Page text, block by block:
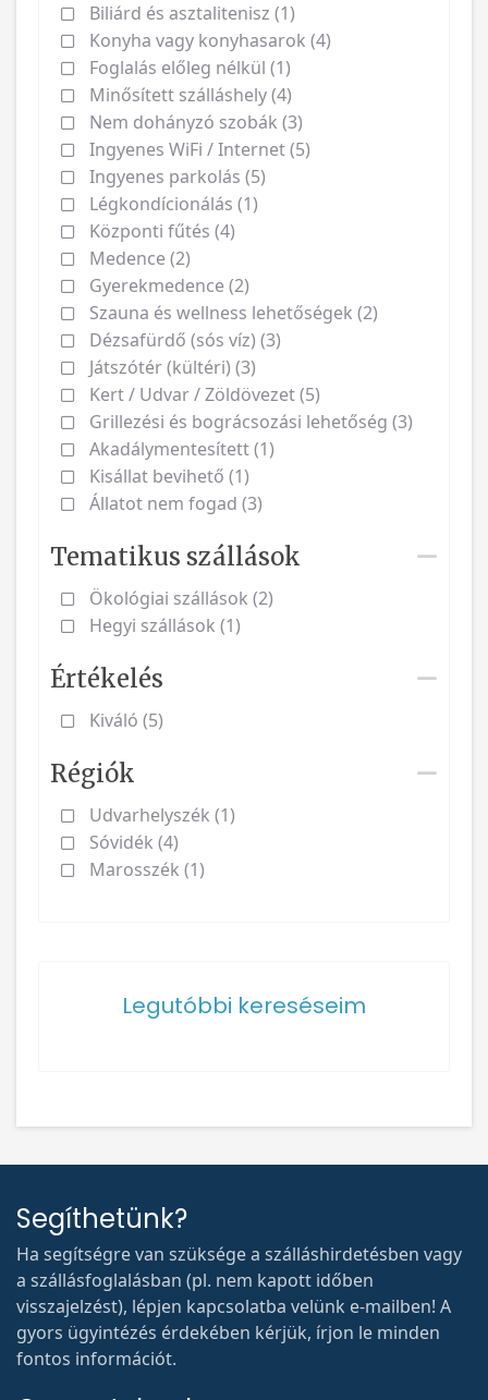
Biliárd és asztalitenisz (1)
Konyha vagy konyhasarok (4)
Foglalás előleg nélkül (1)
Minősített szálláshely (4)
Nem dohányzó szobák (3)
Ingyenes WiFi / Internet (5)
Ingyenes parkolás (5)
Légkondícionálás (1)
Központi fűtés (4)
Medence (2)
Gyerekmedence (2)
Szauna és wellness lehetőségek (2)
Dézsafürdő (sós víz) (3)
Játszótér (kültéri) (3)
Kert / Udvar / Zöldövezet (5)
Grillezési és bográcsozási lehetőség (3)
Akadálymentesített (1)
Kisállat bevihető (1)
Állatot nem fogad (3)
Tematikus szállások
Ökológiai szállások (2)
Hegyi szállások (1)
Értékelés
Kiváló (5)
Régiók
Udvarhelyszék (1)
Sóvidék (4)
Marosszék (1)
Legutóbbi kereséseim
Segíthetünk?
Ha segítségre van szüksége a szálláshirdetésben vagy
a szállásfoglalásban (pl. nem kapott időben
visszajelzést), lépjen kapcsolatba velünk e-mailben! A
gyors ügyintézés érdekében kérjük, írjon le minden
fontos információt.